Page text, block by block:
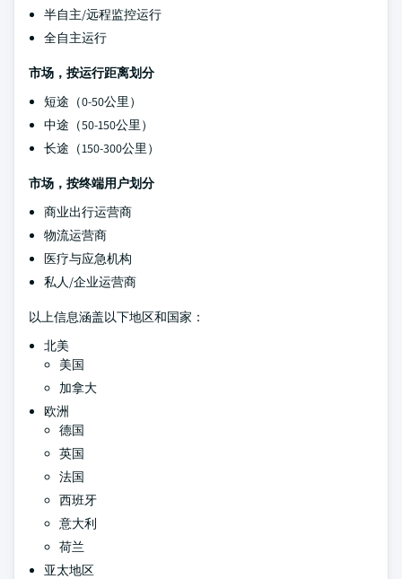
半自主/远程监控运行
全自主运行
市场，按运行距离划分
短途（0-50公里）
中途（50-150公里）
长途（150-300公里）
市场，按终端用户划分
商业出行运营商
物流运营商
医疗与应急机构
私人/企业运营商
以上信息涵盖以下地区和国家：
北美
美国
加拿大
欧洲
德国
英国
法国
西班牙
意大利
荷兰
亚太地区